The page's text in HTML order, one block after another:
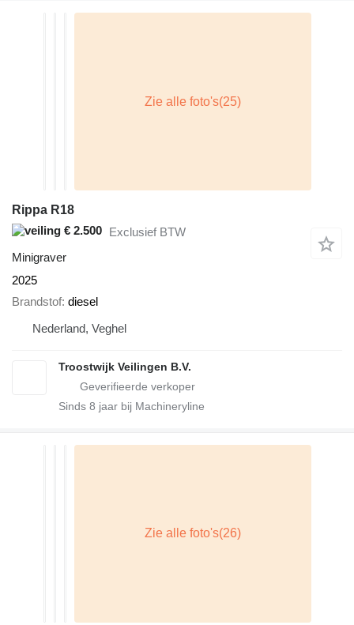
Rippa R18
€ 2.500 Exclusief BTW
Minigraver
2025
Brandstof diesel
Nederland, Veghel
Troostwijk Veilingen B.V.
Sinds 8 jaar bij Machineryline